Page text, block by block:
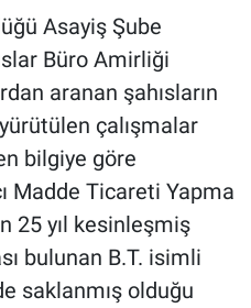
Asayiş Şube
Büro Amirliği
aranan şahısların
çalışmalar
bilgiye göre
Madde Ticareti Yapma
25 yıl kesinleşmiş
bulunan B.T. isimli
saklanmış olduğu